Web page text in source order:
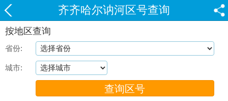
齐齐哈尔讷河区号查询
按地区查询
省份:
城市: